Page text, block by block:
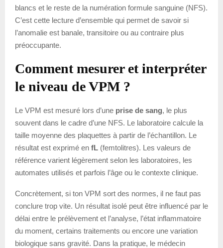
blancs et le reste de la numération formule sanguine (NFS).
C’est cette lecture d’ensemble qui permet de savoir si
l’anomalie est banale, transitoire ou au contraire plus
préoccupante.
Comment mesurer et interpréter
le niveau de VPM ?
Le VPM est mesuré lors d’une prise de sang, le plus
souvent dans le cadre d’une NFS. Le laboratoire calcule la
taille moyenne des plaquettes à partir de l’échantillon. Le
résultat est exprimé en fL (femtolitres). Les valeurs de
référence varient légèrement selon les laboratoires, les
automates utilisés et parfois l’âge ou le contexte clinique.
Concrètement, si ton VPM sort des normes, il ne faut pas
conclure trop vite. Un résultat isolé peut être influencé par le
délai entre le prélèvement et l’analyse, l’état inflammatoire
du moment, certains traitements ou encore une variation
biologique sans gravité. Dans la pratique, le médecin